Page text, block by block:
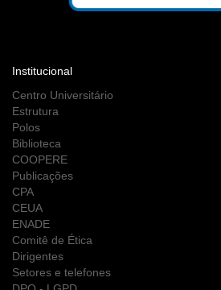
Institucional
Centro Universitário
Estrutura
Polos
Biblioteca
COOPERE
Publicações
CPA
CEUA
ENADE
Comitê de Ética
Dirigentes
Setores e telefones